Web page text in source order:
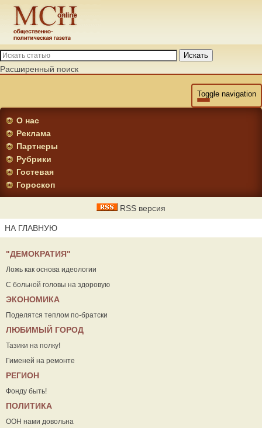
Искать
Расширенный поиск
Toggle navigation
О нас
Реклама
Партнеры
Рубрики
Гостевая
Гороскоп
RSS версия
НА ГЛАВНУЮ
"ДЕМОКРАТИЯ"
Ложь как основа идеологии
С больной головы на здоровую
ЭКОНОМИКА
Поделятся теплом по-братски
ЛЮБИМЫЙ ГОРОД
Тазики на полку!
Гименей на ремонте
РЕГИОН
Фонду быть!
ПОЛИТИКА
ООН нами довольна